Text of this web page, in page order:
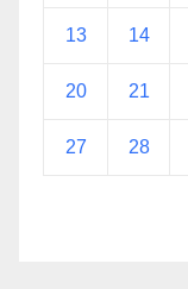
13 14
20 21
27 28